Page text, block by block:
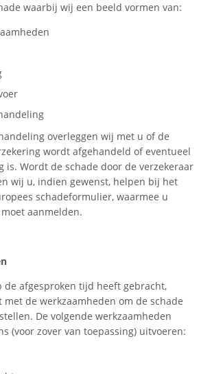
waarbij wij een beeld vormen van:
overleggen wij met u of de
wordt afgehandeld of eventueel
is. Wordt de schade door de verzekeraar
wij u, indien gewenst, helpen bij het
schadeformulier, waarmee u
aanmelden.
de afgesproken tijd heeft gebracht,
de werkzaamheden om de schade
De volgende werkzaamheden
(voor zover van toepassing) uitvoeren: